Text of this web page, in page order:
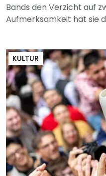
Bands den Verzicht auf
Aufmerksamkeit hat sie
KULTUR